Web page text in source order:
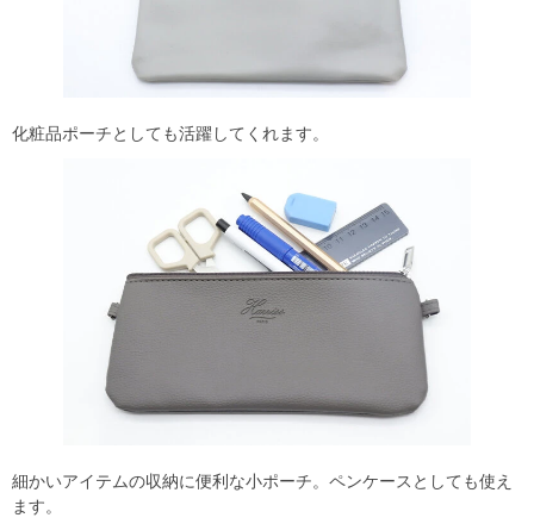
化粧品ポーチとしても活躍してくれます。
細かいアイテムの収納に便利な小ポーチ。ペンケースとしても使え
ます。